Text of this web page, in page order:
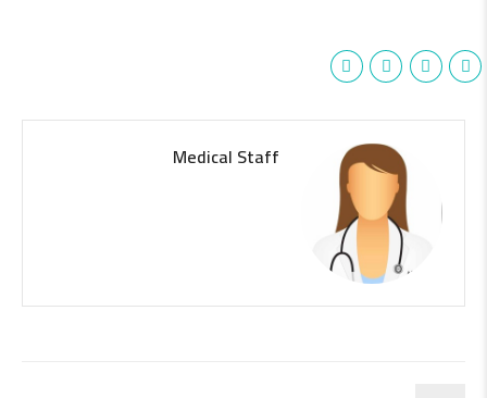
Medical Staff